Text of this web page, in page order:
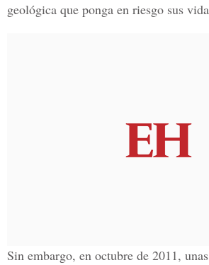
geológica que ponga en riesgo sus
Sin embargo, en octubre de 2011,